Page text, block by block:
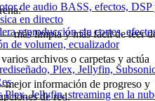
de audio BASS, efectos, DSP
en directo
reproducción sin cortes,
de volumen, ecualizador
Plex, Jellyfin,
Plex, Jellyfin, streaming en la
más limpia y más fácil de leer
archivos o carpetas y actúa
información de progreso y
de red.